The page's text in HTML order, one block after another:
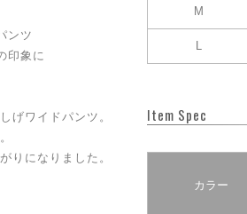
ンツ
印象に
げワイドパンツ。
りになりました。
M
Item Spec
カラー